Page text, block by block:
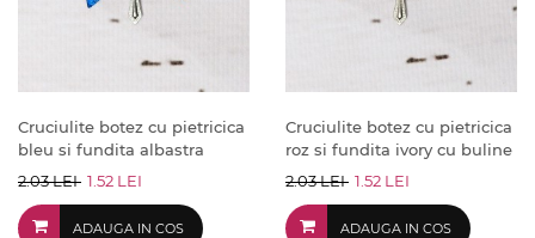
Cruciulite botez cu pietricica
bleu si fundita albastra
2.03 LEI 1.52 LEI
ADAUGA IN COS
Cruciulite botez cu pietricica
roz si fundita ivory cu buline
2.03 LEI 1.52 LEI
ADAUGA IN COS